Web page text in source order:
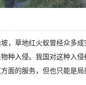
，草地红火蚁曾经众多
种入侵。我国对这种入
面的服务，但也只能是